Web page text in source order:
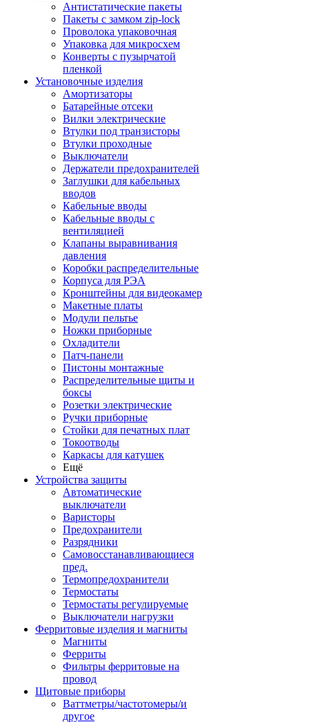
Антистатические пакеты
Пакеты с замком zip-lock
Проволока упаковочная
Упаковка для микросхем
Конверты с пузырчатой
пленкой
Установочные изделия
Амортизаторы
Батарейные отсеки
Вилки электрические
Втулки под транзисторы
Втулки проходные
Выключатели
Держатели предохранителей
Заглушки для кабельных
вводов
Кабельные вводы
Кабельные вводы с
вентиляцией
Клапаны выравнивания
давления
Коробки распределительные
Корпуса для РЭА
Кронштейны для видеокамер
Макетные платы
Модули пельтье
Ножки приборные
Охладители
Патч-панели
Пистоны монтажные
Распределительные щиты и
боксы
Розетки электрические
Ручки приборные
Стойки для печатных плат
Токоотводы
Каркасы для катушек
Ещё
Устройства защиты
Автоматические
выключатели
Варисторы
Предохранители
Разрядники
Самовосстанавливающиеся
пред.
Термопредохранители
Термостаты
Термостаты регулируемые
Выключатели нагрузки
Ферритовые изделия и магниты
Магниты
Ферриты
Фильтры ферритовые на
провод
Щитовые приборы
Ваттметры/частотомеры/и
другое